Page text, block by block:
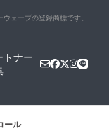
ェーブの登録商標です。
トナー
ール